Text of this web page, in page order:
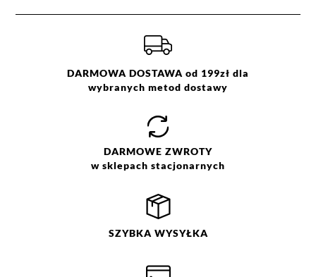
DARMOWA DOSTAWA od 199zł dla
wybranych metod dostawy
DARMOWE ZWROTY
w sklepach stacjonarnych
SZYBKA WYSYŁKA